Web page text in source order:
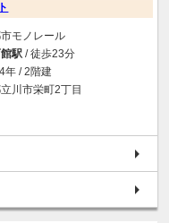
モノレール
駅 / 徒歩23分
年 / 2階建
川市栄町2丁目